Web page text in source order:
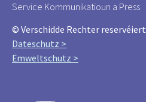
Service Kommunikatioun a Press
© Verschidde Rechter reservéiert
Dateschutz >
Ëmweltschutz >